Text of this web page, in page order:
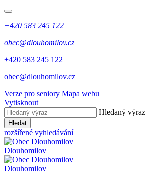
+420 583 245 122
obec@dlouhomilov.cz
+420 583 245 122
obec@dlouhomilov.cz
Verze pro seniory Mapa webu
Vytisknout
Hledaný výraz
Hledat
rozšířené vyhledávání
Dlouhomilov
Dlouhomilov